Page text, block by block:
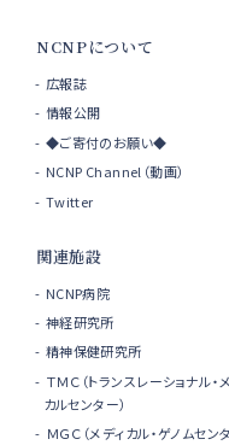
NCNPについて
広報誌
情報公開
◆ご寄付のお願い◆
NCNP Channel（動画）
Twitter
関連施設
NCNP病院
神経研究所
精神保健研究所
ＴＭＣ（トランスレーショナル・
カルセンター）
ＭＧＣ（メディカル・ゲノムセン